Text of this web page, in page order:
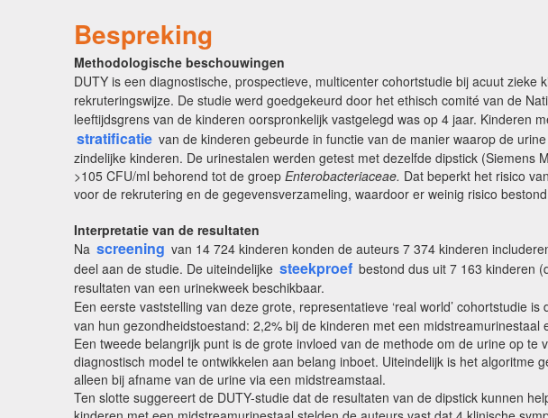
Bespreking
Methodologische beschouwingen
DUTY is een diagnostische, prospectieve, multicenter cohortstudie bij acuut zieke
rekruteringswijze. De studie werd goedgekeurd door het ethisch comité van de
leeftijdsgrens van de kinderen oorspronkelijk vastgelegd was op 4 jaar. Kinderen
stratificatie van de kinderen gebeurde in functie van de manier waarop de
zindelijke kinderen. De urinestalen werden getest met dezelfde dipstick
>105 CFU/ml behorend tot de groep Enterobacteriaceae. Dat beperkt het risico
voor de rekrutering en de gegevensverzameling, waardoor er weinig risico
Interpretatie van de resultaten
Na screening van 14 724 kinderen konden de auteurs 7 374 kinderen
deel aan de studie. De uiteindelijke steekproef bestond dus uit 7 163 kinderen
resultaten van een urinekweek beschikbaar.
Een eerste vaststelling van deze grote, representatieve ‘real world’ cohortstudie is
van hun gezondheidstoestand: 2,2% bij de kinderen met een
Een tweede belangrijk punt is de grote invloed van de methode om de urine op
diagnostisch model te ontwikkelen aan belang inboet. Uiteindelijk is het
alleen bij afname van de urine via een midstreamstaal.
Ten slotte suggereert de DUTY-studie dat de resultaten van de dipstick kunnen